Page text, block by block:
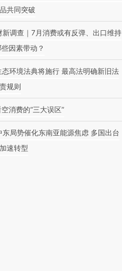
共同突破
新调查｜7月消费或有反弹、出口维持
因素带动？
态环境法典将施行 最高法明确新旧法
规则
消费的“三大误区”
东局势催化东南亚能源焦虑 多国出台
速转型